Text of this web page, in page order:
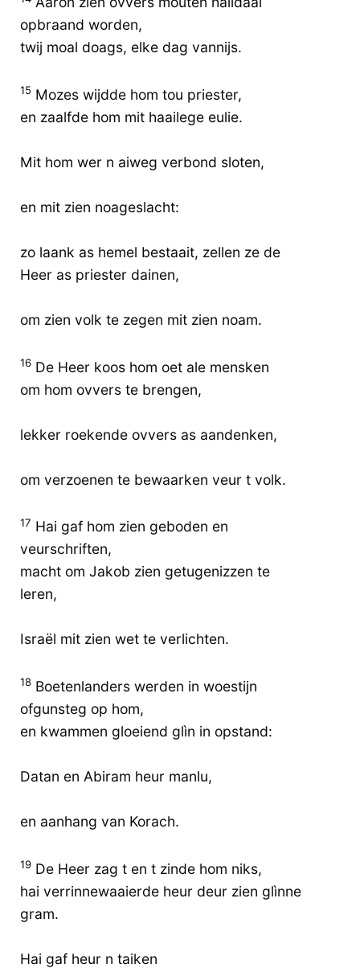
opbraand worden,
twij moal doags, elke dag vannijs.
15 Mozes wijdde hom tou priester,
en zaalfde hom mit haailege eulie.
Mit hom wer n aiweg verbond sloten,
en mit zien noageslacht:
zo laank as hemel bestaait, zellen ze de
Heer as priester dainen,
om zien volk te zegen mit zien noam.
16 De Heer koos hom oet ale mensken
om hom ovvers te brengen,
lekker roekende ovvers as aandenken,
om verzoenen te bewaarken veur t volk.
17 Hai gaf hom zien geboden en
veurschriften,
macht om Jakob zien getugenizzen te
leren,
Israël mit zien wet te verlichten.
18 Boetenlanders werden in woestijn
ofgunsteg op hom,
en kwammen gloeiend glìn in opstand:
Datan en Abiram heur manlu,
en aanhang van Korach.
19 De Heer zag t en t zinde hom niks,
hai verrinnewaaierde heur deur zien glìnne
gram.
Hai gaf heur n taiken